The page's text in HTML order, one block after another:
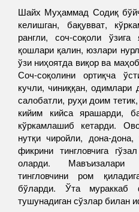
Шайх Муҳаммад Содиқ
келишган, бақувват,
рангли, соч-соқоли
қошлари қалин, юзлари
ўзи ниҳоятда виқор ва
Соч-соқолини ортиқча
кучли, чиниққан,
салобатли, руҳи доим
кийим кийса ярашарди,
кўркамлашиб кетарди.
нутқи чиройли, дона-
фикрини тингловчига
оларди. Мавъизалари
тингловчини ром
бўларди. Ўта мураккаб
тушунадиган сўзлар билан